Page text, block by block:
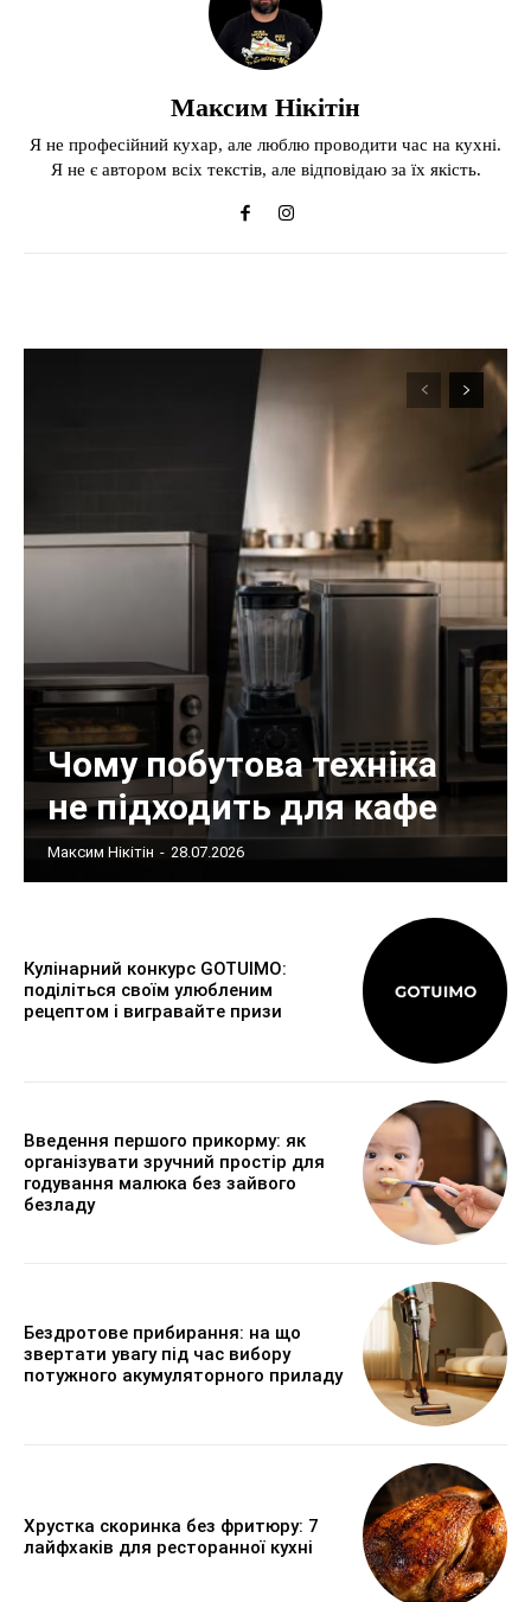
Максим Нікітін
Я не професійний кухар, але люблю проводити час на кухні.
Я не є автором всіх текстів, але відповідаю за їх якість.
Чому побутова техніка
не підходить для кафе
Максим Нікітін - 28.07.2026
Кулінарний конкурс GOTUIMO:
поділіться своїм улюбленим
рецептом і вигравайте призи
Введення першого прикорму: як
організувати зручний простір для
годування малюка без зайвого
безладу
Бездротове прибирання: на що
звертати увагу під час вибору
потужного акумуляторного приладу
Хрустка скоринка без фритюру: 7
лайфхаків для ресторанної кухні